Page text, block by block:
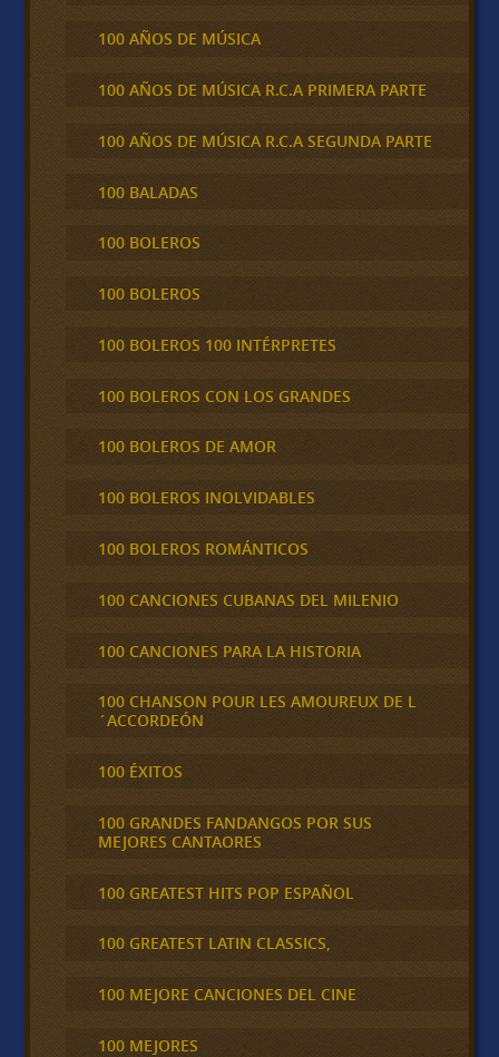
100 AÑOS DE MÚSICA
100 AÑOS DE MÚSICA R.C.A PRIMERA PARTE
100 AÑOS DE MÚSICA R.C.A SEGUNDA PARTE
100 BALADAS
100 BOLEROS
100 BOLEROS
100 BOLEROS 100 INTÉRPRETES
100 BOLEROS CON LOS GRANDES
100 BOLEROS DE AMOR
100 BOLEROS INOLVIDABLES
100 BOLEROS ROMÁNTICOS
100 CANCIONES CUBANAS DEL MILENIO
100 CANCIONES PARA LA HISTORIA
100 CHANSON POUR LES AMOUREUX DE L
´ACCORDEÓN
100 ÉXITOS
100 GRANDES FANDANGOS POR SUS
MEJORES CANTAORES
100 GREATEST HITS POP ESPAÑOL
100 GREATEST LATIN CLASSICS,
100 MEJORE CANCIONES DEL CINE
100 MEJORES